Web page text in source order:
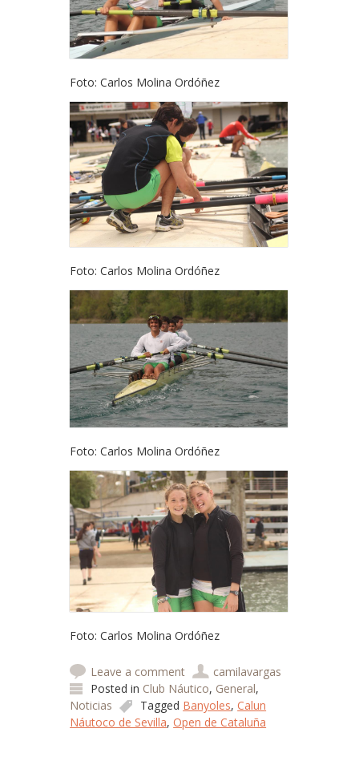
Foto: Carlos Molina Ordóñez
Foto: Carlos Molina Ordóñez
Foto: Carlos Molina Ordóñez
Foto: Carlos Molina Ordóñez
Leave a comment
camilavargas
Posted in Club Náutico, General,
Noticias
Tagged Banyoles,Calun
Náutoco de Sevilla,Open de Cataluña